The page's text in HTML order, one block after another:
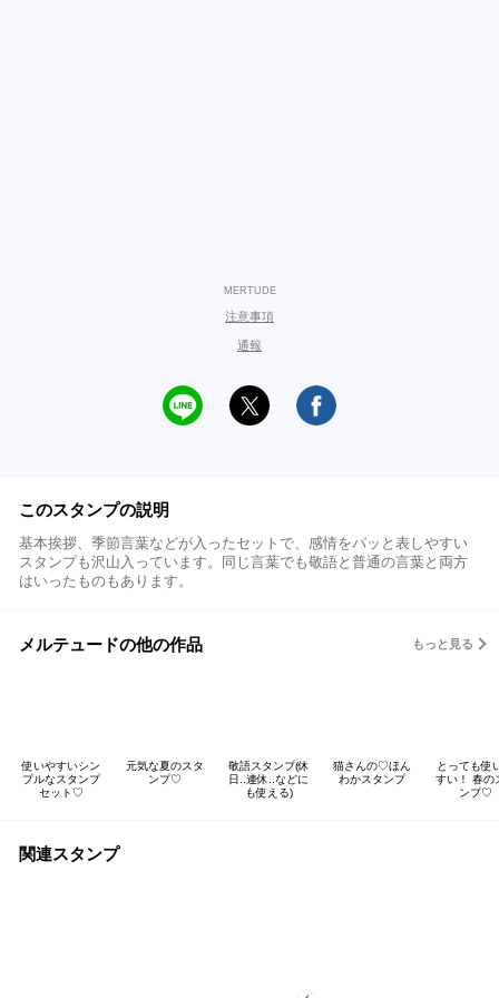
MERTUDE
注意事項
通報
このスタンプの説明
基本挨拶、季節言葉などが入ったセットで、感情をパッと表しやすい
スタンプも沢山入っています。同じ言葉でも敬語と普通の言葉と両方
はいったものもあります。
メルテュードの他の作品 もっと見る
使いやすいシン
プルなスタンプ
セット♡
元気な夏のスタ
ンプ♡
敬語スタンプ(休
日..連休..などに
も使える)
猫さんの♡ほん
わかスタンプ
とっても使
すい！ 春の
ンプ♡
関連スタンプ